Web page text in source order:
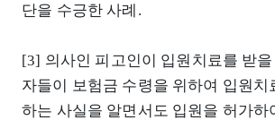
단을 수긍한 사례.
[3] 의사인 피고인이 입원치료를 받
자들이 보험금 수령을 위하여 입원치
하는 사실을 알면서도 입원을 허가하